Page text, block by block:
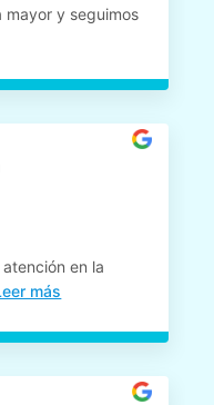
mayor y seguimos
en la
más